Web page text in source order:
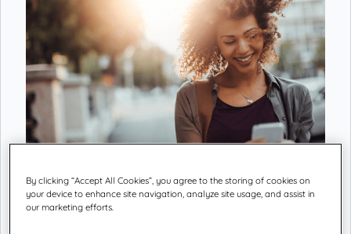
プリファレンスの設定
By clicking “Accept All Cookies”, you agree to the storing of cookies on
your device to enhance site navigation, analyze site usage, and assist in
our marketing efforts.